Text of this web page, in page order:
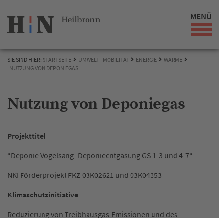
MENÜ
SIE SIND HIER: STARTSEITE UMWELT | MOBILITÄT ENERGIE
WÄRME
NUTZUNG VON DEPONIEGAS
Nutzung von Deponiegas
Projekttitel
“Deponie Vogelsang -Deponieentgasung GS 1-3 und 4-7“
NKI Förderprojekt FKZ 03K02621 und 03K04353
Klimaschutzinitiative
Reduzierung von Treibhausgas-Emissionen und des